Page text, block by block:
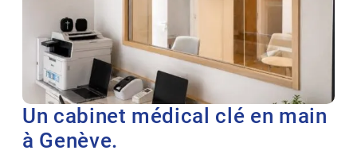
Un cabinet médical clé en main
à Genève.